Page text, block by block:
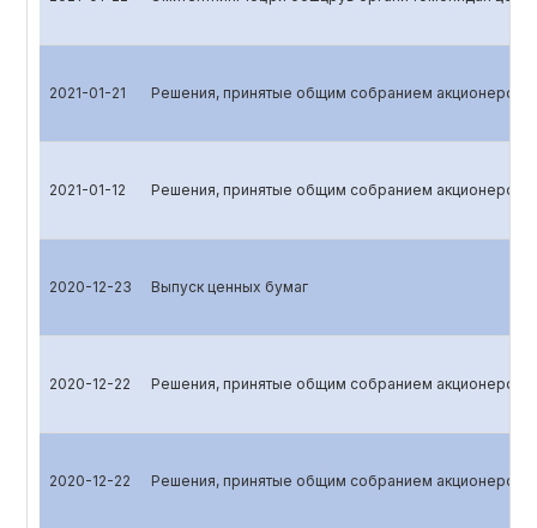
2021-01-21 Решения, принятые общим собранием акционеров
2021-01-12 Решения, принятые общим собранием акционеров
2020-12-23 Выпуск ценных бумаг
2020-12-22 Решения, принятые общим собранием акционеров
2020-12-22 Решения, принятые общим собранием акционеров